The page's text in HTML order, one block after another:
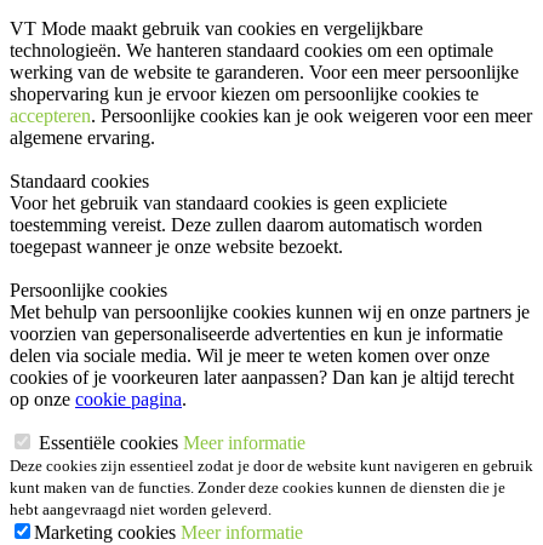
VT Mode maakt gebruik van cookies en vergelijkbare
technologieën. We hanteren standaard cookies om een optimale
werking van de website te garanderen. Voor een meer persoonlijke
shopervaring kun je ervoor kiezen om persoonlijke cookies te
accepteren. Persoonlijke cookies kan je ook weigeren voor een meer
algemene ervaring.
Standaard cookies
Voor het gebruik van standaard cookies is geen expliciete
toestemming vereist. Deze zullen daarom automatisch worden
toegepast wanneer je onze website bezoekt.
Persoonlijke cookies
Met behulp van persoonlijke cookies kunnen wij en onze partners je
voorzien van gepersonaliseerde advertenties en kun je informatie
delen via sociale media. Wil je meer te weten komen over onze
cookies of je voorkeuren later aanpassen? Dan kan je altijd terecht
op onze cookie pagina.
Essentiële cookies Meer informatie
Deze cookies zijn essentieel zodat je door de website kunt navigeren en gebruik
kunt maken van de functies. Zonder deze cookies kunnen de diensten die je
hebt aangevraagd niet worden geleverd.
Marketing cookies Meer informatie